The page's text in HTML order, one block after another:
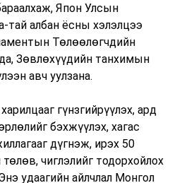
Япон Улсын
албан ёсны хэлэлцээ
Төлөөлөгчдийн
Зөвлөхүүдийн танхимын
авч уулзана.
гүнзгийрүүлэх, ард
бэхжүүлэх, хагас
дүгнэж, ирэх 50
чиглэлийг тодорхойлох
удаагийн айлчлал Монгол